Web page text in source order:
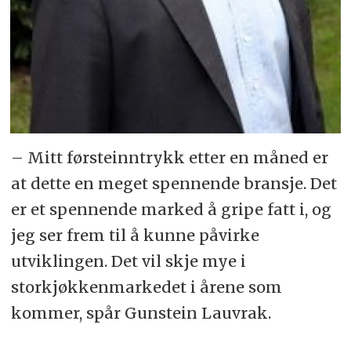
– Mitt førsteinntrykk etter en måned er
at dette en meget spennende bransje. Det
er et spennende marked å gripe fatt i, og
jeg ser frem til å kunne påvirke
utviklingen. Det vil skje mye i
storkjøkkenmarkedet i årene som
kommer, spår Gunstein Lauvrak.